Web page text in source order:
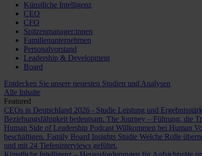
Künstliche Intelligenz
CEO
CFO
Spitzenmanager:innen
Familienunternehmen
Personalvorstand
Leadership & Development
Board
Entdecken Sie unsere neuesten Studien und Analysen
Alle Inhalte
Featured
CEOs in Deutschland 2026 - Studie Leistung und
Beziehungsfähigkeit bedeutsam. The Journey – Führung, die
Human Side of Leadership Podcast Willkommen bei Human
beschäftigen. Family Board Insights Studie Welche Rolle
und mit 24 Tiefeninterviews geführt.
Künstliche Intelligenz – Herausforderungen für Aufsichtsräte